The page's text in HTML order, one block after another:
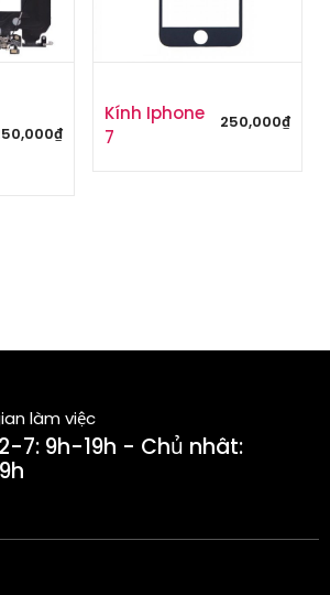
₫
Kính Iphone
7
250,000₫
làm việc
7: 9h-19h - Chủ nhât: